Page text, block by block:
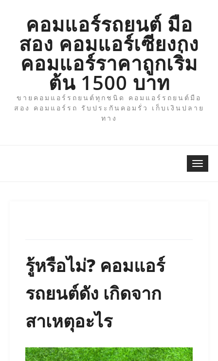
คอมแอร์รถยนต์ มือ
สอง คอมแอร์เซียงกง
คอมแอร์ราคาถูกเริ่ม
ต้น 1500 บาท
ขายคอมแอร์รถยนต์ทุกชนิด คอมแอร์รถยนต์มือ
สอง คอมแอร์รถ รับประกันคอมรั่ว เก็บเงินปลาย
ทาง
รู้หรือไม่? คอมแอร์
รถยนต์ดัง เกิดจาก
สาเหตุอะไร